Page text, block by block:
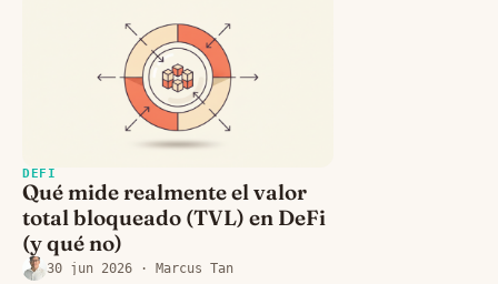
DEFI
Qué mide realmente el valor
total bloqueado (TVL) en DeFi
(y qué no)
30 jun 2026 · Marcus Tan